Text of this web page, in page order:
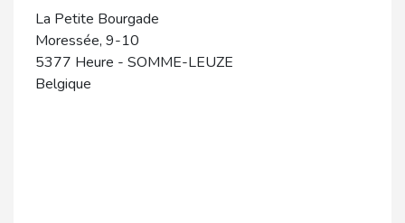
La Petite Bourgade
Moressée, 9-10
5377 Heure - SOMME-LEUZE
Belgique